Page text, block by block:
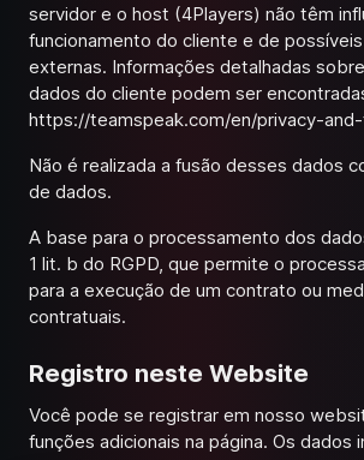
servidor e o host (4Players) não têm
funcionamento do cliente e de
externas. Informações detalhadas
dados do cliente podem ser
https://teamspeak.com/en/privacy-
Não é realizada a fusão desses dados
de dados.
A base para o processamento dos
1 lit. b do RGPD, que permite o
para a execução de um contrato ou
contratuais.
Registro neste Website
Você pode se registrar em nosso
funções adicionais na página. Os dados